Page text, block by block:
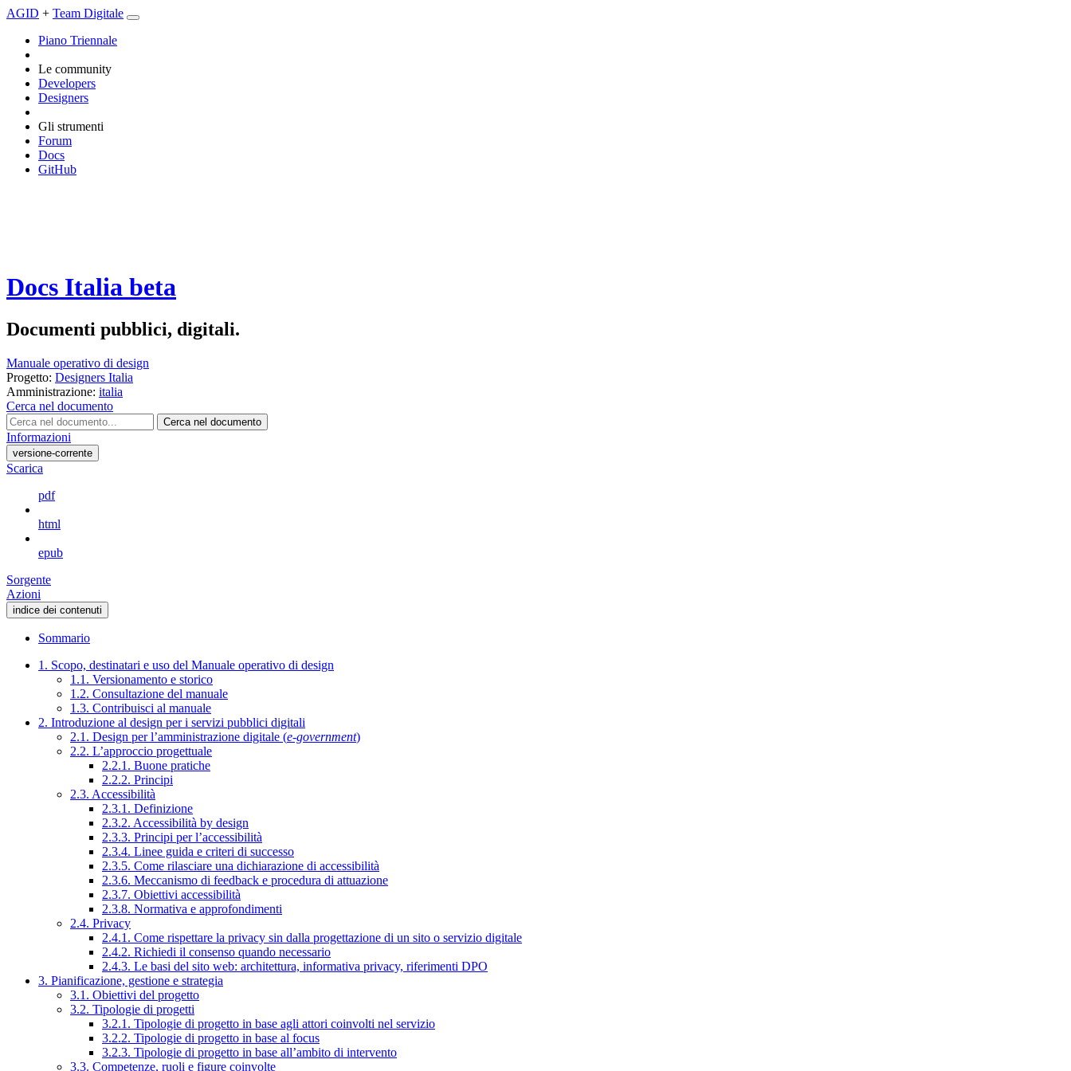
AGID + Team Digitale
Piano Triennale
Le community
Developers
Designers
Gli strumenti
Forum
Docs
GitHub
Docs Italia beta
Documenti pubblici, digitali.
Manuale operativo di design
Progetto: Designers Italia
Amministrazione: italia
Cerca nel documento
Cerca nel documento
Informazioni
versione-corrente
Scarica
pdf
html
epub
Sorgente
Azioni
indice dei contenuti
Sommario
1. Scopo, destinatari e uso del Manuale operativo di design
1.1. Versionamento e storico
1.2. Consultazione del manuale
1.3. Contribuisci al manuale
2. Introduzione al design per i servizi pubblici digitali
2.1. Design per l’amministrazione digitale (e-government)
2.2. L’approccio progettuale
2.2.1. Buone pratiche
2.2.2. Principi
2.3. Accessibilità
2.3.1. Definizione
2.3.2. Accessibilità by design
2.3.3. Principi per l’accessibilità
2.3.4. Linee guida e criteri di successo
2.3.5. Come rilasciare una dichiarazione di accessibilità
2.3.6. Meccanismo di feedback e procedura di attuazione
2.3.7. Obiettivi accessibilità
2.3.8. Normativa e approfondimenti
2.4. Privacy
2.4.1. Come rispettare la privacy sin dalla progettazione di un sito o servizio digitale
2.4.2. Richiedi il consenso quando necessario
2.4.3. Le basi del sito web: architettura, informativa privacy, riferimenti DPO
3. Pianificazione, gestione e strategia
3.1. Obiettivi del progetto
3.2. Tipologie di progetti
3.2.1. Tipologie di progetto in base agli attori coinvolti nel servizio
3.2.2. Tipologie di progetto in base al focus
3.2.3. Tipologie di progetto in base all’ambito di intervento
3.3. Competenze, ruoli e figure coinvolte